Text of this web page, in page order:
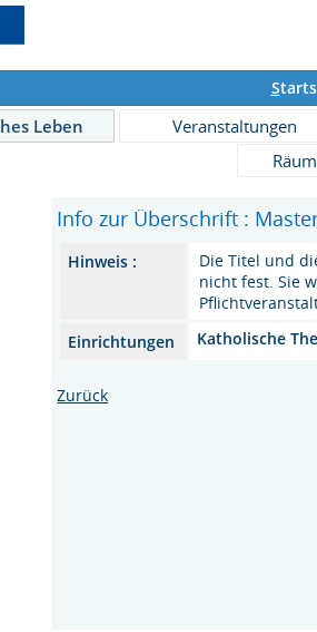
S
Leben
Veranstaltungen
Info zur Überschrift :
Hinweis :
Die Titel und
nicht fest. Sie
Einrichtungen
Katholische
Zurück